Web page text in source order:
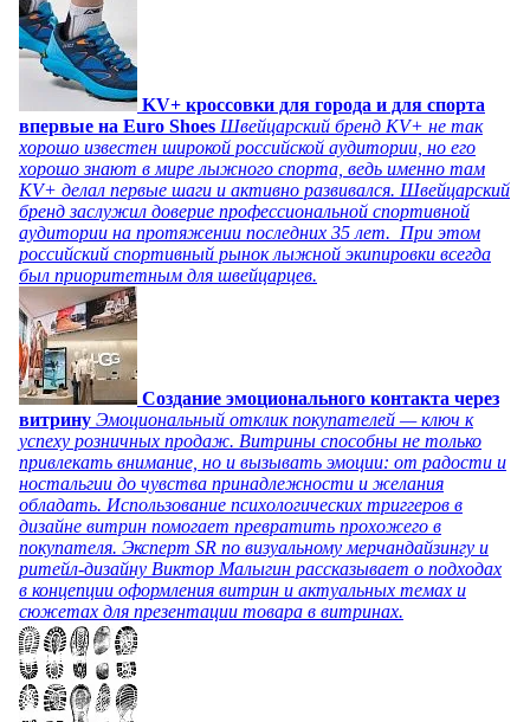
KV+ кроссовки для города и для спорта
впервые на Euro Shoes Швейцарский бренд KV+ не так
хорошо известен широкой российской аудитории, но его
хорошо знают в мире лыжного спорта, ведь именно там
KV+ делал первые шаги и активно развивался. Швейцарский
бренд заслужил доверие профессиональной спортивной
аудитории на протяжении последних 35 лет. При этом
российский спортивный рынок лыжной экипировки всегда
был приоритетным для швейцарцев.
Создание эмоционального контакта через
витрину Эмоциональный отклик покупателей — ключ к
успеху розничных продаж. Витрины способны не только
привлекать внимание, но и вызывать эмоции: от радости и
ностальгии до чувства принадлежности и желания
обладать. Использование психологических триггеров в
дизайне витрин помогает превратить прохожего в
покупателя. Эксперт SR по визуальному мерчандайзингу и
ритейл-дизайну Виктор Малыгин рассказывает о подходах
в концепции оформления витрин и актуальных темах и
сюжетах для презентации товара в витринах.